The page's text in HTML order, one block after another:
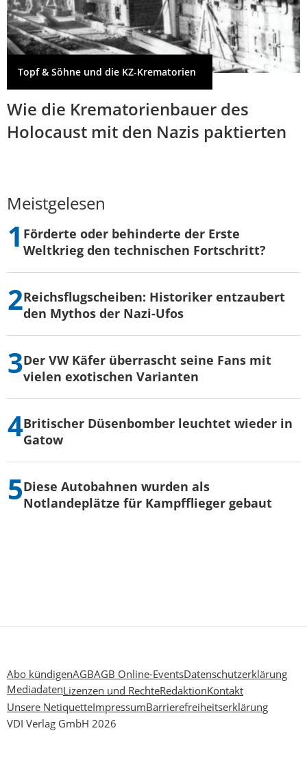
Topf & Söhne und die KZ-Krematorien
Wie die Krematorienbauer des
Holocaust mit den Nazis paktierten
Meistgelesen
Förderte oder behinderte der Erste
Weltkrieg den technischen Fortschritt?
Reichsflugscheiben: Historiker entzaubert
den Mythos der Nazi-Ufos
Der VW Käfer überrascht seine Fans mit
vielen exotischen Varianten
Britischer Düsenbomber leuchtet wieder in
Gatow
Diese Autobahnen wurden als
Notlandeplätze für Kampfflieger gebaut
Abo kündigenAGBAGB Online-EventsDatenschutzerklärung
MediadatenLizenzen und RechteRedaktionKontakt
Unsere NetiquetteImpressumBarrierefreiheitserklärung
VDI Verlag GmbH 2026